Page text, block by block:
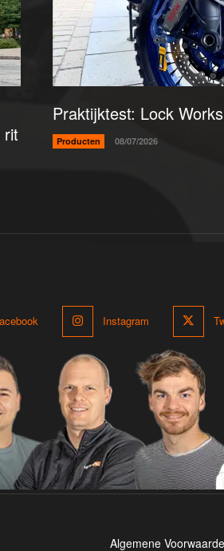
rit
Praktijktest: Lock
Producten 08/07/2026
Instagram
Algemene